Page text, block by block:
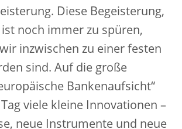
Diese Begeisterung,
noch immer zu spüren,
inzwischen zu einer festen
sind. Auf die große
Bankenaufsicht“
viele kleine Innovationen –
neue Instrumente und neue